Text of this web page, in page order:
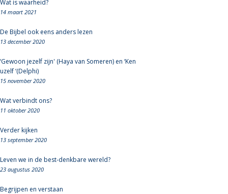
Wat is waarheid?
14 maart 2021
De Bijbel ook eens anders lezen
13 december 2020
‘Gewoon jezelf zijn' (Haya van Someren) en ‘Ken
uzelf ‘(Delphi)
15 november 2020
Wat verbindt ons?
11 oktober 2020
Verder kijken
13 september 2020
Leven we in de best-denkbare wereld?
23 augustus 2020
Begrijpen en verstaan